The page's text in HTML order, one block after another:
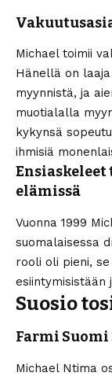
Michael toimii
Hänellä on
myynnistä, ja
muotialalla
kykynsä
ihmisiä
Ensiaskeleet
elämissä
Vuonna 1999
suomalaisessa
rooli oli pieni,
esiintymisistään
Suosio
Farmi Suomi
Michael Ntima